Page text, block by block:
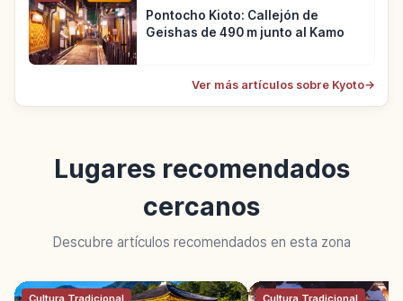
Pontocho Kioto: Callejón de
Geishas de 490 m junto al Kamo
Ver más artículos sobre Kyoto→
Lugares recomendados
cercanos
Descubre artículos recomendados en esta zona